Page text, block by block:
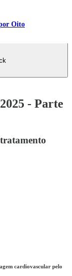
Oito
- Parte
cardiovascular pelo